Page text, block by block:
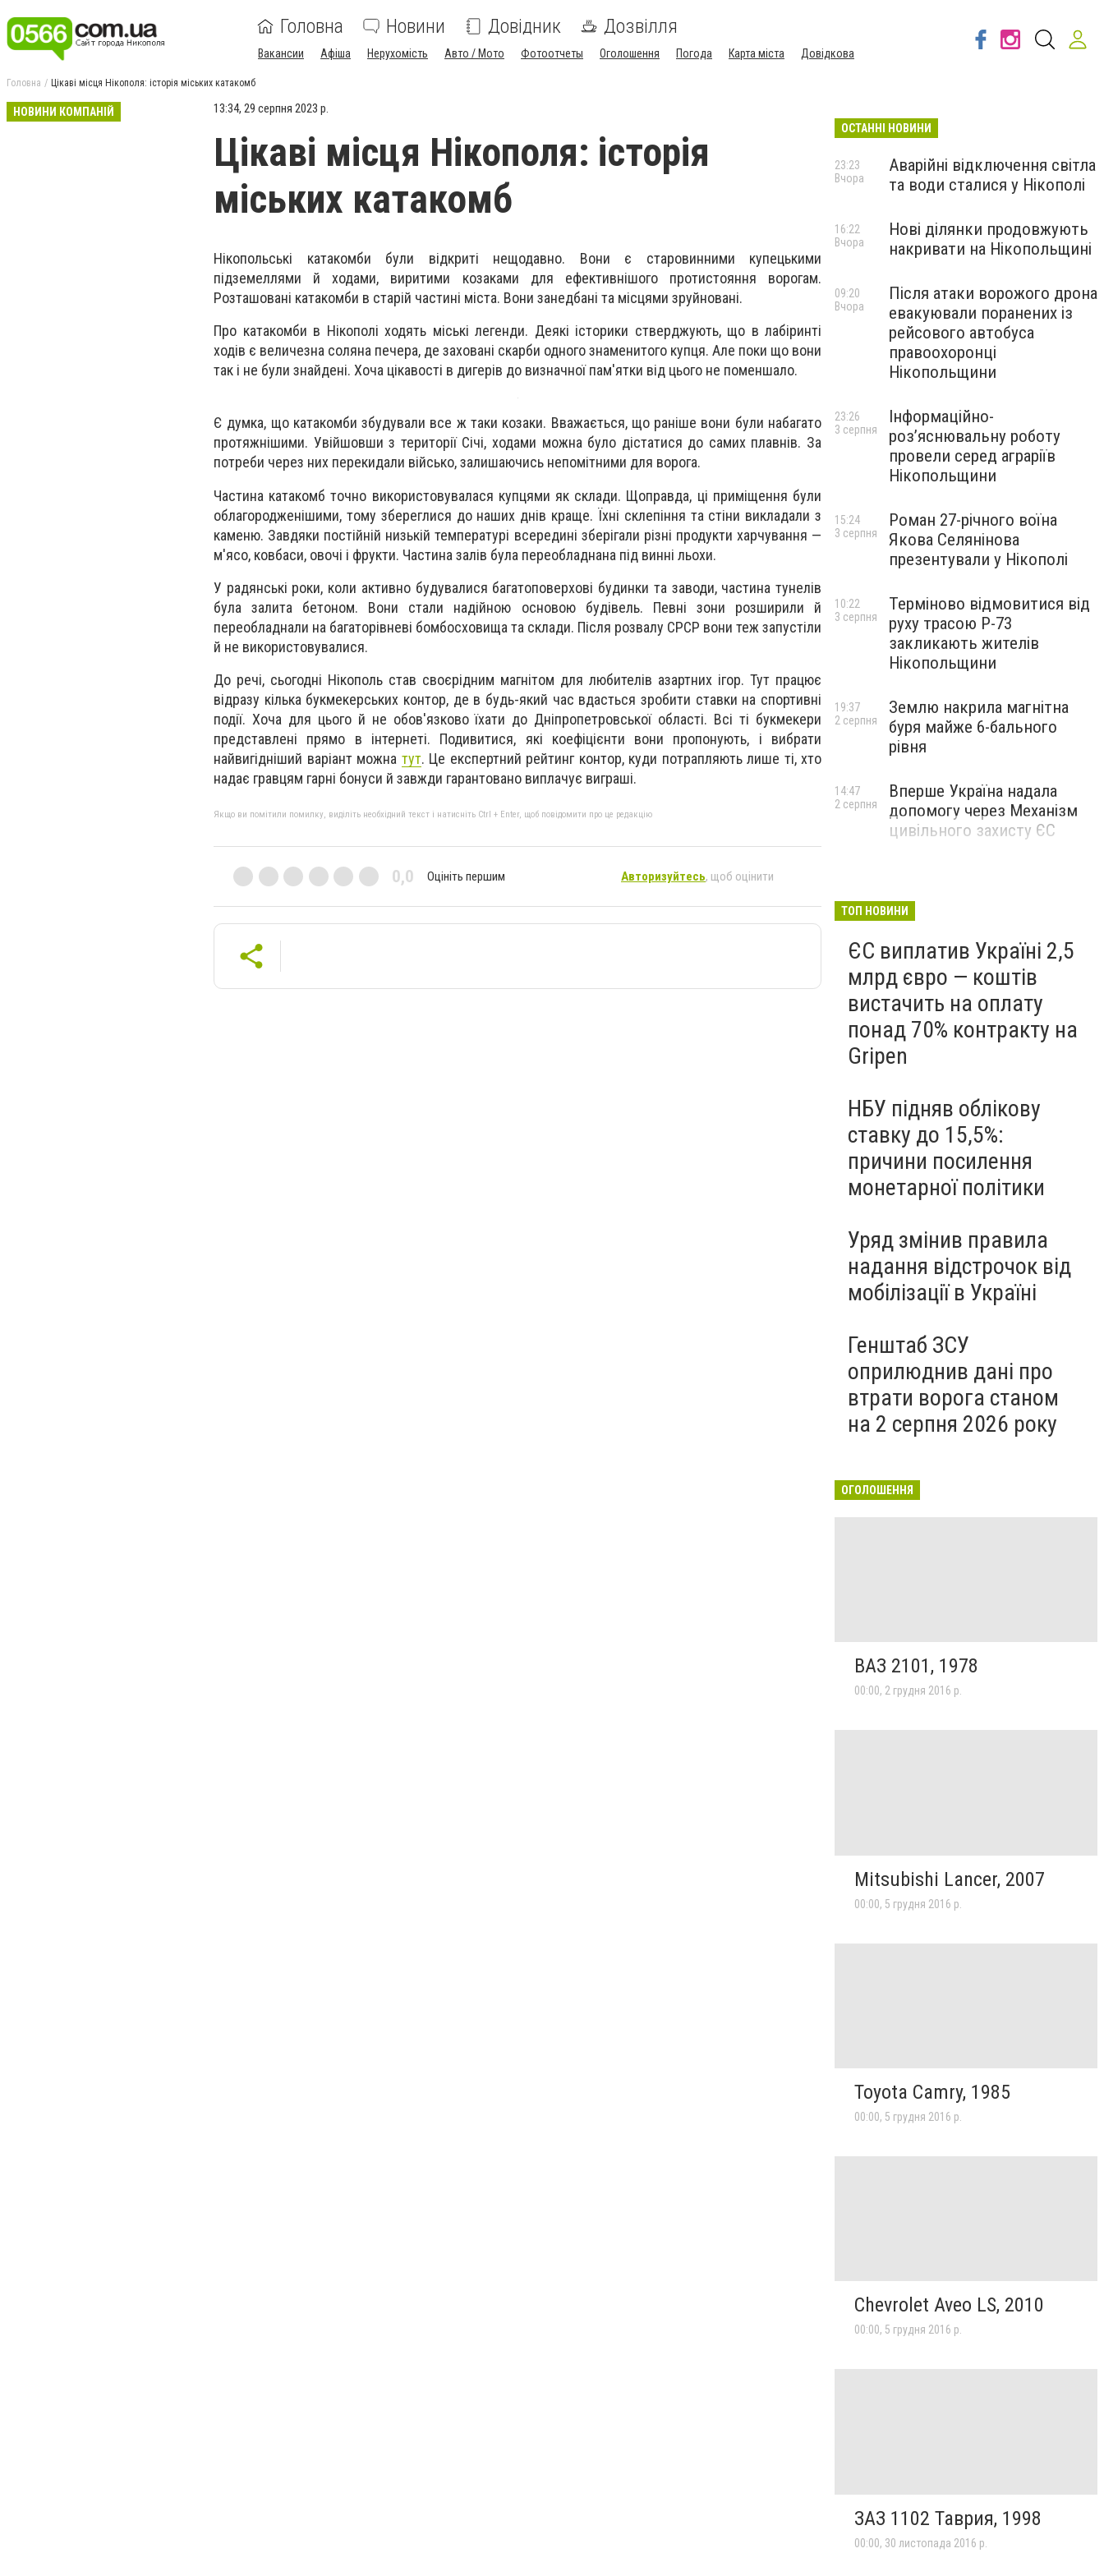
Головна Новини Довідник Дозвілля
Вакансии Афіша Нерухомість Авто / Мото Фотоотчеты Оголошення Погода Карта міста Довідкова
Головна Цікаві місця Нікополя: історія міських катакомб
НОВИНИ КОМПАНІЙ 13:34, 29 серпня 2023 р.
Цікаві місця Нікополя: історія
міських катакомб
Нікопольські катакомби були відкриті нещодавно. Вони є старовинними купецькими
підземеллями й ходами, виритими козаками для ефективнішого протистояння ворогам.
Розташовані катакомби в старій частині міста. Вони занедбані та місцями зруйновані.
Про катакомби в Нікополі ходять міські легенди. Деякі історики стверджують, що в лабіринті
ходів є величезна соляна печера, де заховані скарби одного знаменитого купця. Але поки що вони
так і не були знайдені. Хоча цікавості в дигерів до визначної пам'ятки від цього не поменшало.
Є думка, що катакомби збудували все ж таки козаки. Вважається, що раніше вони були набагато
протяжнішими. Увійшовши з території Січі, ходами можна було дістатися до самих плавнів. За
потреби через них перекидали військо, залишаючись непомітними для ворога.
Частина катакомб точно використовувалася купцями як склади. Щоправда, ці приміщення були
облагородженішими, тому збереглися до наших днів краще. Їхні склепіння та стіни викладали з
каменю. Завдяки постійній низькій температурі всередині зберігали різні продукти харчування —
м'ясо, ковбаси, овочі і фрукти. Частина залів була переобладнана під винні льохи.
У радянські роки, коли активно будувалися багатоповерхові будинки та заводи, частина тунелів
була залита бетоном. Вони стали надійною основою будівель. Певні зони розширили й
переобладнали на багаторівневі бомбосховища та склади. Після розвалу СРСР вони теж запустіли
й не використовувалися.
До речі, сьогодні Нікополь став своєрідним магнітом для любителів азартних ігор. Тут працює
відразу кілька букмекерських контор, де в будь-який час вдасться зробити ставки на спортивні
події. Хоча для цього й не обов'язково їхати до Дніпропетровської області. Всі ті букмекери
представлені прямо в інтернеті. Подивитися, які коефіцієнти вони пропонують, і вибрати
найвигідніший варіант можна тут. Це експертний рейтинг контор, куди потрапляють лише ті, хто
надає гравцям гарні бонуси й завжди гарантовано виплачує виграші.
Якщо ви помітили помилку, виділіть необхідний текст і натисніть Ctrl + Enter, щоб повідомити про це редакцію
0,0 Оцініть першим Авторизуйтесь, щоб оцінити
ОСТАННІ НОВИНИ
Аварійні відключення світла
та води сталися у Нікополі
23:23
Вчора
Нові ділянки продовжують
накривати на Нікопольщині
16:22
Вчора
Після атаки ворожого дрона
евакуювали поранених із
рейсового автобуса
правоохоронці
Нікопольщини
09:20
Вчора
Інформаційно-
роз’яснювальну роботу
провели серед аграріїв
Нікопольщини
23:26
3 серпня
Роман 27-річного воїна
Якова Селянінова
презентували у Нікополі
15:24
3 серпня
Терміново відмовитися від
руху трасою Р-73
закликають жителів
Нікопольщини
10:22
3 серпня
Землю накрила магнітна
буря майже 6-бального
рівня
19:37
2 серпня
Вперше Україна надала
допомогу через Механізм
цивільного захисту ЄС
14:47
2 серпня
ТОП НОВИНИ
ЄС виплатив Україні 2,5
млрд євро — коштів
вистачить на оплату
понад 70% контракту на
Gripen
НБУ підняв облікову
ставку до 15,5%:
причини посилення
монетарної політики
Уряд змінив правила
надання відстрочок від
мобілізації в Україні
Генштаб ЗСУ
оприлюднив дані про
втрати ворога станом
на 2 серпня 2026 року
ОГОЛОШЕННЯ
ВАЗ 2101, 1978
00:00, 2 грудня 2016 р.
Mitsubishi Lancer, 2007
00:00, 5 грудня 2016 р.
Toyota Camry, 1985
00:00, 5 грудня 2016 р.
Chevrolet Aveo LS, 2010
00:00, 5 грудня 2016 р.
ЗАЗ 1102 Таврия, 1998
00:00, 30 листопада 2016 р.